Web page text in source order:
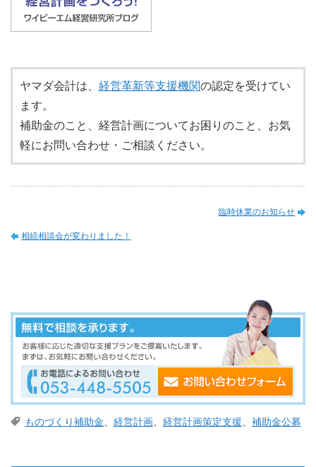
ヤマダ会計は、 経営革新等支援機関の認定を受けてい
ます。
補助金のこと、経営計画についてお困りのこと、お気
軽にお問い合わせ・ご相談ください。
臨時休業のお知らせ
相続相談会が変わりました！
ものづくり補助金、 経営計画、 経営計画策定支援、 補助金公募